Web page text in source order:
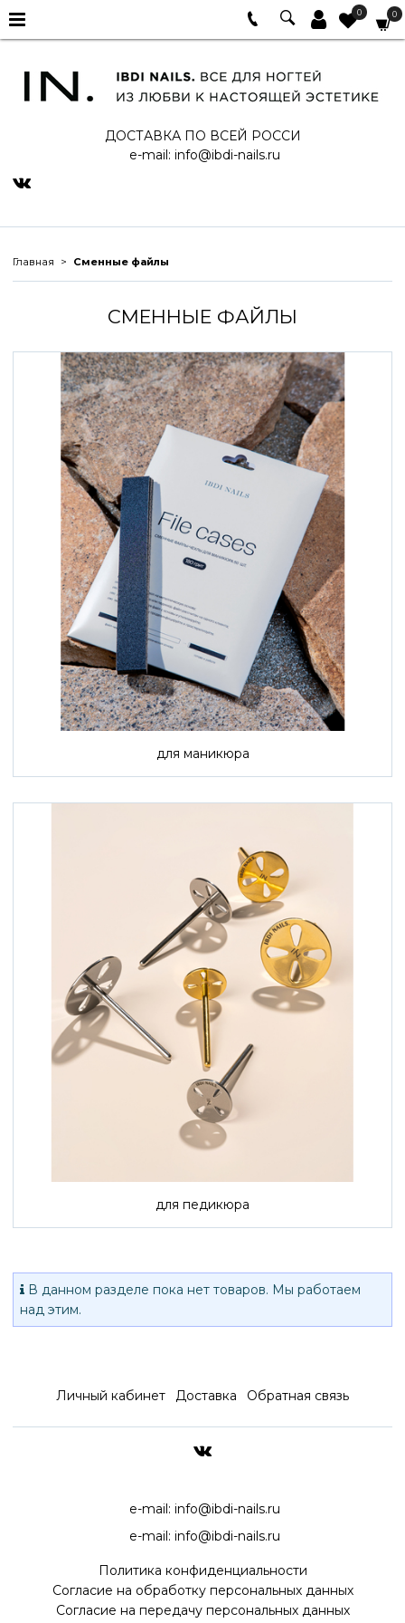
0 0
ДОСТАВКА ПО ВСЕЙ РОССИ
e-mail: info@ibdi-nails.ru
Главная Сменные файлы
СМЕННЫЕ ФАЙЛЫ
для маникюра
для педикюра
В данном разделе пока нет товаров. Мы работаем
над этим.
Личный кабинет Доставка Обратная связь
e-mail: info@ibdi-nails.ru
e-mail: info@ibdi-nails.ru
Политика конфиденциальности
Согласие на обработку персональных данных
Согласие на передачу персональных данных